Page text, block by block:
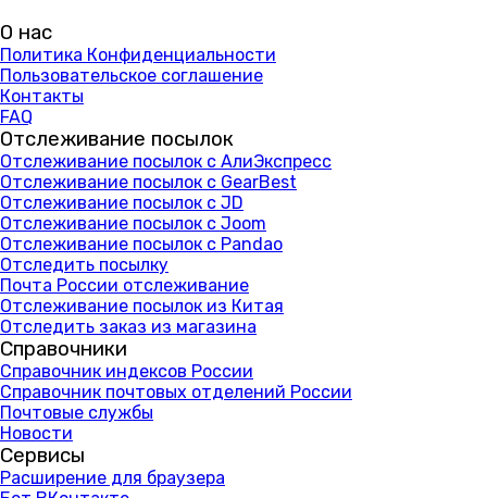
О нас
Политика Конфиденциальности
Пользовательское соглашение
Контакты
FAQ
Отслеживание посылок
Отслеживание посылок с АлиЭкспресс
Отслеживание посылок с GearBest
Отслеживание посылок с JD
Отслеживание посылок с Joom
Отслеживание посылок с Pandao
Отследить посылку
Почта России отслеживание
Отслеживание посылок из Китая
Отследить заказ из магазина
Справочники
Справочник индексов России
Справочник почтовых отделений России
Почтовые службы
Новости
Сервисы
Расширение для браузера